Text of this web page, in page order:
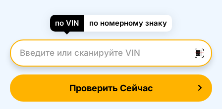
по VIN по номерному знаку
Введите VIN
Проверить Сейчас